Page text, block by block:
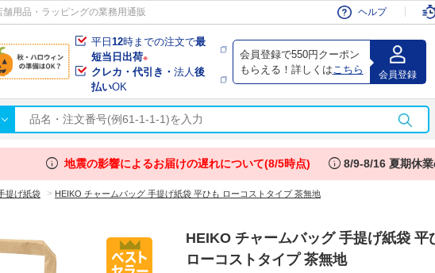
用品・ラッピングの業務用通販 ヘルプ
平日12時までの注文で最
短当日出荷※
クレカ・代引き・法人後
払いOK
会員登録で550円クーポン
もらえる！詳しくは こちら 会員登録
会
info 地震の影響によるお届けの遅れについて(8/5時点) info 8/9-8/16 夏期休
提げ紙袋 > HEIKO チャームバッグ 手提げ紙袋 平ひも ローコストタイプ 茶無地
HEIKO チャームバッグ 手提げ紙袋 平
ローコストタイプ 茶無地